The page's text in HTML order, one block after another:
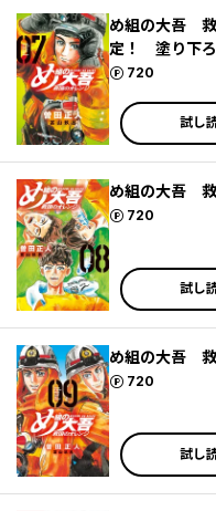
め組の大吾
定！ 塗り下ろ
720
ポイント
試し
め組の大吾 救
720
ポイント
試し
め組の大吾 救
720
ポイント
試し